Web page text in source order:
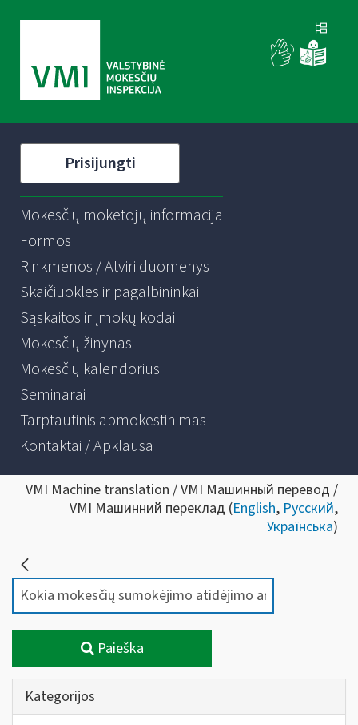
Prisijungti
Mokesčių mokėtojų informacija
Formos
Rinkmenos / Atviri duomenys
Skaičiuoklės ir pagalbininkai
Sąskaitos ir įmokų kodai
Mokesčių žinynas
Mokesčių kalendorius
Seminarai
Tarptautinis apmokestinimas
Kontaktai / Apklausa
VMI Machine translation / VMI Машинный перевод /
VMI Машинний переклад (English, Русский,
Українська)
Paieška
Kategorijos